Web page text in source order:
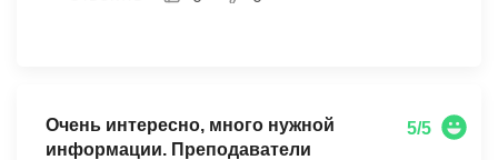
Очень интересно, много нужной
информации. Преподаватели
5/5